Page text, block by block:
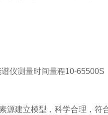
测量时间量程10-65500S
建立模型，科学合理，符